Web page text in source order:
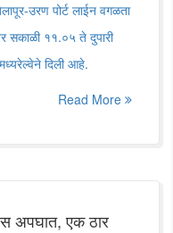
उरण पोर्ट लाईन वगळता
सकाळी ११.०५ ते दुपारी
दिली आहे.
Read More
अपघात, एक ठार